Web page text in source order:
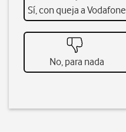
Sí, con queja a Vodafone
No, para nada